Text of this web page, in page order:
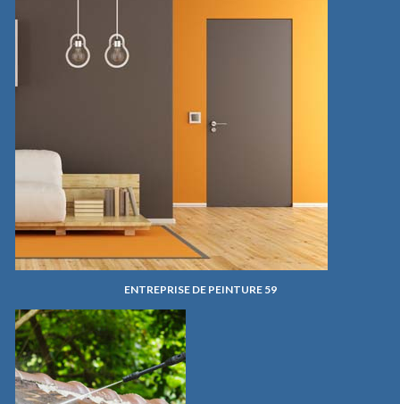
ENTREPRISE DE PEINTURE 59